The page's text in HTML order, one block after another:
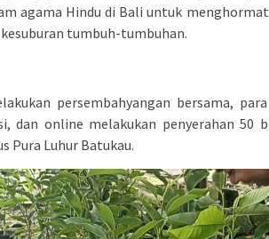
agama Hindu di Bali untuk
tumbuh-tumbuhan.
persembahyangan bersama,
dan online melakukan penyerahan 50
Pura Luhur Batukau.